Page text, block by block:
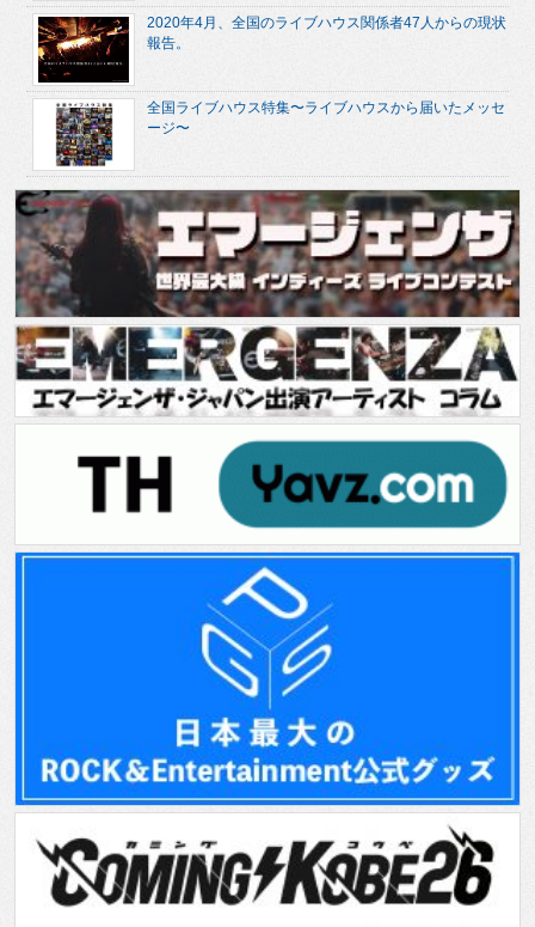
2020年4月、全国のライブハウス関係者47人からの現状
報告。
全国ライブハウス特集〜ライブハウスから届いたメッセ
ージ〜